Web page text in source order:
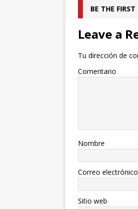
BE THE
Leave a
Tu dirección de
Comentario
Nombre
Correo electrónico
Sitio web